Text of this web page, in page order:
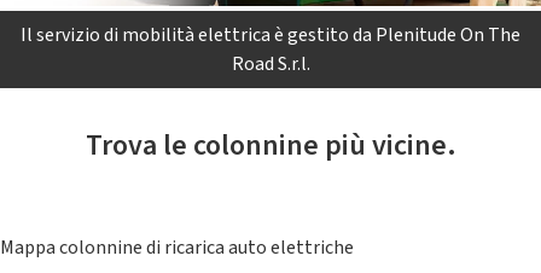
Il servizio di mobilità elettrica è gestito da Plenitude On The
Road S.r.l.
Trova le colonnine più vicine.
Mappa colonnine di ricarica auto elettriche